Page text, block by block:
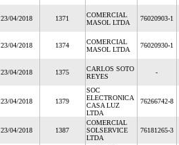
23/04/2018 1371
COMERCIAL
MASOL LTDA
76020903-1
23/04/2018 1374
COMERCIAL
MASOL LTDA
76020930-1
23/04/2018 1375
CARLOS SOTO
REYES
-
23/04/2018 1379
SOC
ELECTRONICA
CASA LUZ
LTDA
76266742-8
23/04/2018 1387
COMERCIAL
SOLSERVICE
LTDA
76181265-3